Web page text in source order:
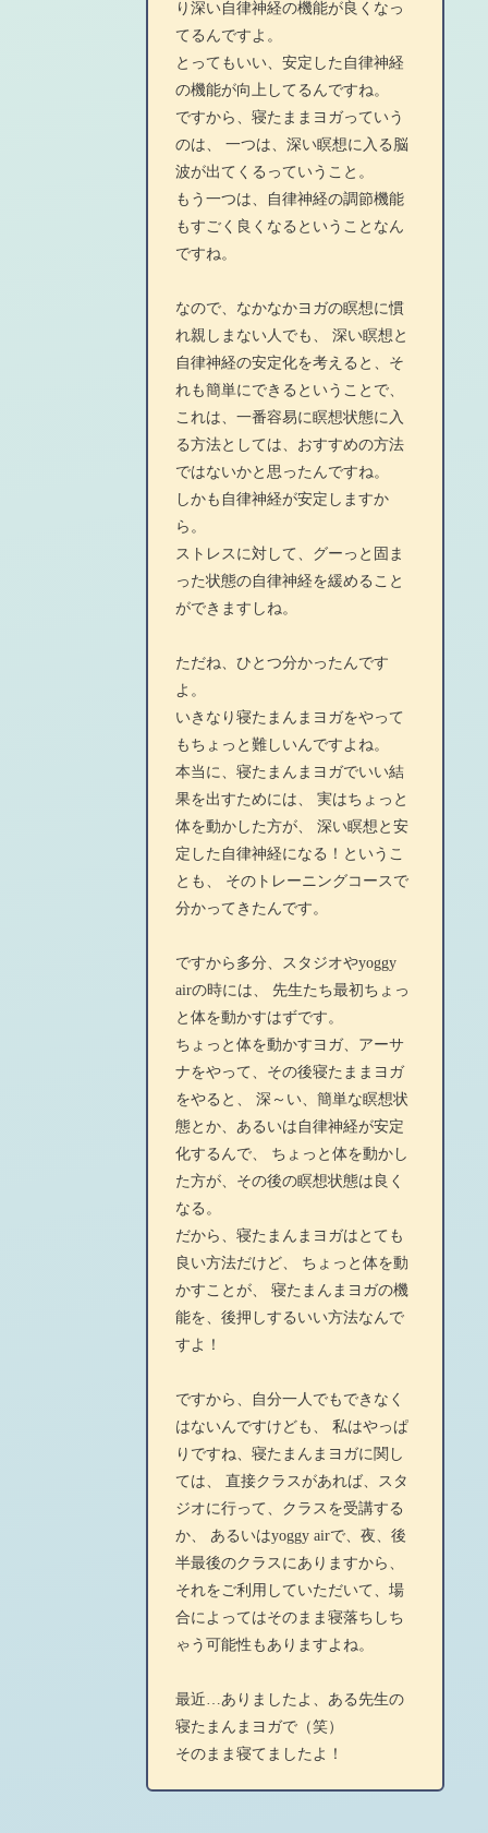
り深い自律神経の機能が良くなっ
てるんですよ。
とってもいい、安定した自律神経
の機能が向上してるんですね。
ですから、寝たままヨガっていう
のは、 一つは、深い瞑想に入る脳
波が出てくるっていうこと。
もう一つは、自律神経の調節機能
もすごく良くなるということなん
ですね。
なので、なかなかヨガの瞑想に慣
れ親しまない人でも、 深い瞑想と
自律神経の安定化を考えると、そ
れも簡単にできるということで、
これは、一番容易に瞑想状態に入
る方法としては、おすすめの方法
ではないかと思ったんですね。
しかも自律神経が安定しますか
ら。
ストレスに対して、グーっと固ま
った状態の自律神経を緩めること
ができますしね。
ただね、ひとつ分かったんです
よ。
いきなり寝たまんまヨガをやって
もちょっと難しいんですよね。
本当に、寝たまんまヨガでいい結
果を出すためには、 実はちょっと
体を動かした方が、 深い瞑想と安
定した自律神経になる！というこ
とも、 そのトレーニングコースで
分かってきたんです。
ですから多分、スタジオやyoggy
airの時には、 先生たち最初ちょっ
と体を動かすはずです。
ちょっと体を動かすヨガ、アーサ
ナをやって、その後寝たままヨガ
をやると、 深～い、簡単な瞑想状
態とか、あるいは自律神経が安定
化するんで、 ちょっと体を動かし
た方が、その後の瞑想状態は良く
なる。
だから、寝たまんまヨガはとても
良い方法だけど、 ちょっと体を動
かすことが、 寝たまんまヨガの機
能を、後押しするいい方法なんで
すよ！
ですから、自分一人でもできなく
はないんですけども、 私はやっぱ
りですね、寝たまんまヨガに関し
ては、 直接クラスがあれば、スタ
ジオに行って、クラスを受講する
か、 あるいはyoggy airで、夜、後
半最後のクラスにありますから、
それをご利用していただいて、場
合によってはそのまま寝落ちしち
ゃう可能性もありますよね。
最近…ありましたよ、ある先生の
寝たまんまヨガで（笑）
そのまま寝てましたよ！